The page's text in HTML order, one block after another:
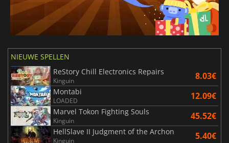
NIEUWE SPELLEN
ReStory Chill Electronics Repairs
Kinguin 8.03€
Montabi
LOADED 12.09€
Marvel Tokon Fighting Souls
Kinguin 45.52€
HellSlave II Judgment of the Archon
Kinguin 5.40€